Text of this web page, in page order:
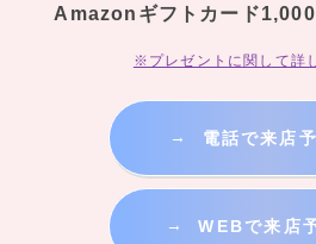
Amazonギフトカード
※プレゼントに関して詳
→ 電話で来店
→ WEBで来店